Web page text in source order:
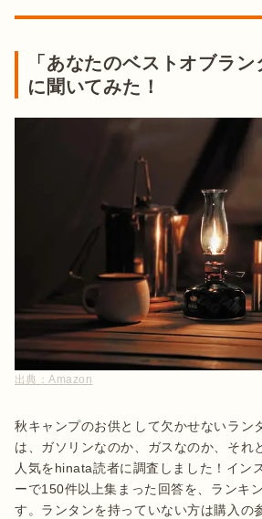
「あなたのベストオブラ
に聞いてみた！
出典：Amazon
秋キャンプのお供として欠かせないラン
は、ガソリンなのか、ガスなのか、そ
人気をhinata読者に調査しました！イン
ーで150件以上集まった回答を、ランキ
す。ランタンを持っていない方は購入の